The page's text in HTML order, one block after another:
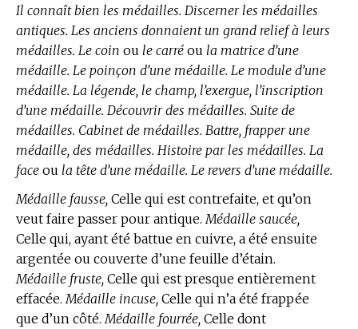
Il connaît bien les médailles. Discerner les médailles
antiques. Les anciens donnaient un grand relief à leurs
médailles. Le coin ou le carré ou la matrice d’une
médaille. Le poinçon d’une médaille. Le module d’une
médaille. La légende, le champ, l’exergue, l’inscription
d’une médaille. Découvrir des médailles. Suite de
médailles. Cabinet de médailles. Battre, frapper une
médaille, des médailles. Histoire par les médailles. La
face ou la tête d’une médaille. Le revers d’une médaille.
Médaille fausse, Celle qui est contrefaite, et qu’on
veut faire passer pour antique. Médaille saucée,
Celle qui, ayant été battue en cuivre, a été ensuite
argentée ou couverte d’une feuille d’étain.
Médaille fruste, Celle qui est presque entièrement
effacée. Médaille incuse, Celle qui n’a été frappée
que d’un côté. Médaille fourrée, Celle dont